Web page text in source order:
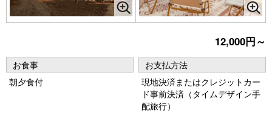
12,000円～
お食事
朝夕食付
お支払方法
現地決済またはクレジットカー
ド事前決済（タイムデザイン手
配旅行）